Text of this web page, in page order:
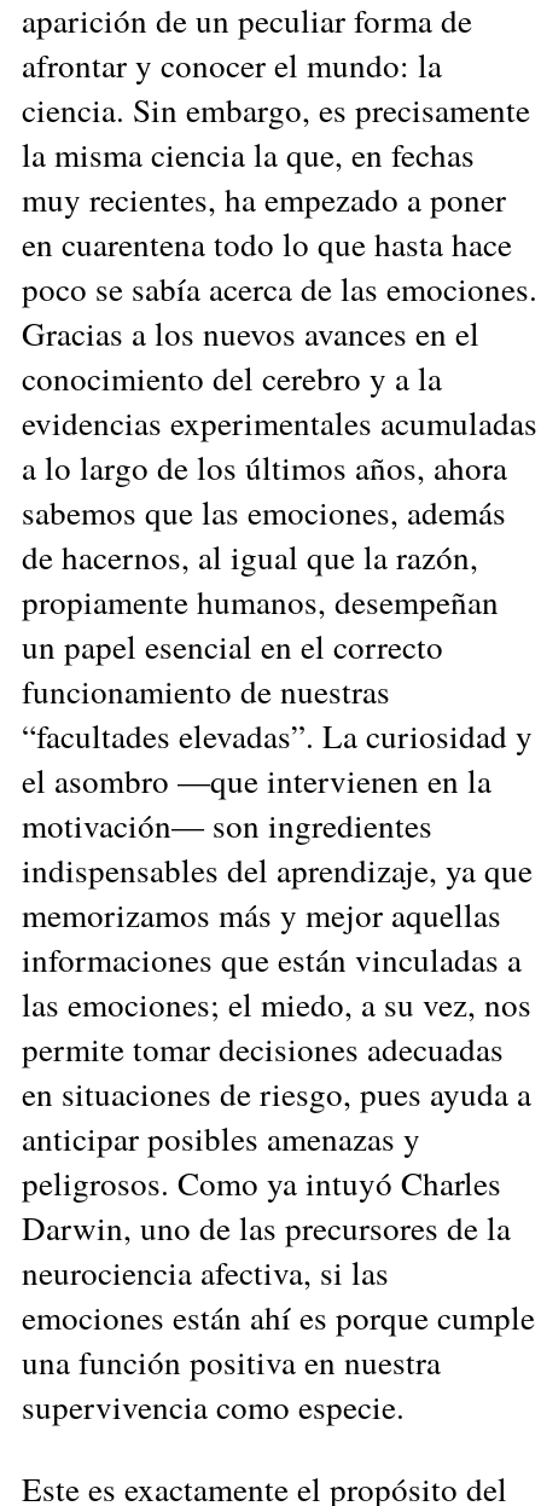
aparición de un peculiar forma de
afrontar y conocer el mundo: la
ciencia. Sin embargo, es precisamente
la misma ciencia la que, en fechas
muy recientes, ha empezado a poner
en cuarentena todo lo que hasta hace
poco se sabía acerca de las emociones.
Gracias a los nuevos avances en el
conocimiento del cerebro y a la
evidencias experimentales acumuladas
a lo largo de los últimos años, ahora
sabemos que las emociones, además
de hacernos, al igual que la razón,
propiamente humanos, desempeñan
un papel esencial en el correcto
funcionamiento de nuestras
“facultades elevadas”. La curiosidad y
el asombro —que intervienen en la
motivación— son ingredientes
indispensables del aprendizaje, ya que
memorizamos más y mejor aquellas
informaciones que están vinculadas a
las emociones; el miedo, a su vez, nos
permite tomar decisiones adecuadas
en situaciones de riesgo, pues ayuda a
anticipar posibles amenazas y
peligrosos. Como ya intuyó Charles
Darwin, uno de las precursores de la
neurociencia afectiva, si las
emociones están ahí es porque cumple
una función positiva en nuestra
supervivencia como especie.
Este es exactamente el propósito del